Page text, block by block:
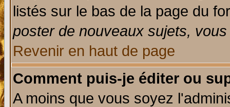
listés sur le bas de la page du
poster de nouveaux sujets,
Revenir en haut de page
Comment puis-je éditer ou
A moins que vous soyez